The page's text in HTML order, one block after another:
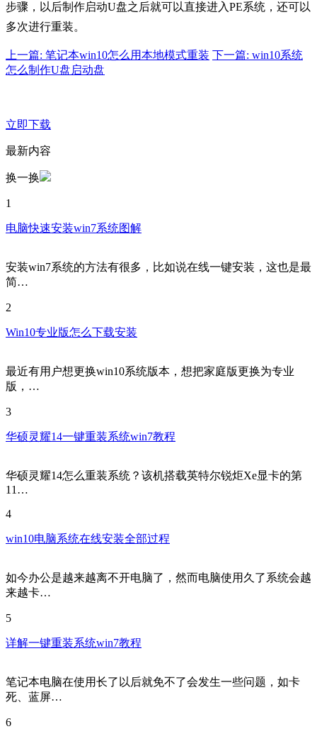
步骤，以后制作启动U盘之后就可以直接进入PE系统，还可以
多次进行重装。
上一篇: 笔记本win10怎么用本地模式重装 下一篇: win10系统
怎么制作U盘启动盘
立即下载
最新内容
换一换
1
电脑快速安装win7系统图解
安装win7系统的方法有很多，比如说在线一键安装，这也是最
简…
2
Win10专业版怎么下载安装
最近有用户想更换win10系统版本，想把家庭版更换为专业
版，…
3
华硕灵耀14一键重装系统win7教程
华硕灵耀14怎么重装系统？该机搭载英特尔锐炬Xe显卡的第
11…
4
win10电脑系统在线安装全部过程
如今办公是越来越离不开电脑了，然而电脑使用久了系统会越
来越卡…
5
详解一键重装系统win7教程
笔记本电脑在使用长了以后就免不了会发生一些问题，如卡
死、蓝屏…
6